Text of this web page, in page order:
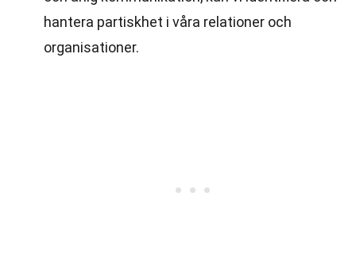
hantera partiskhet i våra relationer och
organisationer.